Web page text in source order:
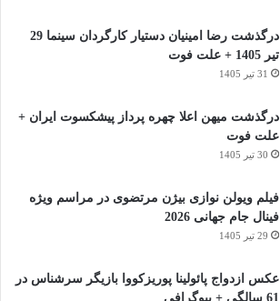
درگذشت رضا امینیان دستیار کارگردان سینما 29
تیر 1405 + علت فوت
31 تیر 1405
درگذشت میهن اعلا چهره پرداز پیشکسوت ایران +
علت فوت
30 تیر 1405
فیلم ویولن نوازی بیژن مرتضوی در مراسم ویژه
فینال جام جهانی 2026
29 تیر 1405
عکس ازدواج پائولینا پوریزکووا بازیگر سرشناس در
61 سالگی + بیوگرافی